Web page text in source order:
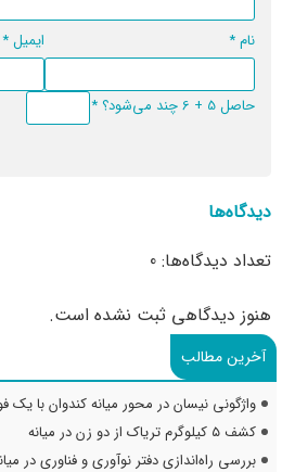
نام* ایمیل*
حاصل 5 + 6 چند می‌شود؟ *
دیدگاه‌ها
تعداد دیدگاه‌ها: 0
هنوز دیدگاهی ثبت نشده است.
آخرین مطالب
واژگونی نیسان در محور میانه کندوان با
کشف ۵ کیلوگرم تریاک از دو زن در میانه
بررسی راه‌اندازی دفتر نوآوری و فناوری در